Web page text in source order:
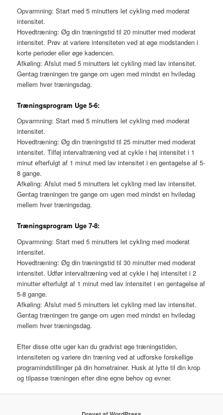
Opvarmning: Start med 5 minutters let cykling med moderat
intensitet.
Hovedtræning: Øg din træningstid til 20 minutter med moderat
intensitet. Prøv at variere intensiteten ved at øge modstanden i
korte perioder eller øge kadencen.
Afkøling: Afslut med 5 minutters let cykling med lav intensitet.
Gentag træningen tre gange om ugen med mindst en hviledag
mellem hver træningsdag.
Træningsprogram Uge 5-6:
Opvarmning: Start med 5 minutters let cykling med moderat
intensitet.
Hovedtræning: Øg din træningstid til 25 minutter med moderat
intensitet. Tilføj intervaltræning ved at cykle i høj intensitet i 1
minut efterfulgt af 1 minut med lav intensitet i en gentagelse af 5-
8 gange.
Afkøling: Afslut med 5 minutters let cykling med lav intensitet.
Gentag træningen tre gange om ugen med mindst en hviledag
mellem hver træningsdag.
Træningsprogram Uge 7-8:
Opvarmning: Start med 5 minutters let cykling med moderat
intensitet.
Hovedtræning: Øg din træningstid til 30 minutter med moderat
intensitet. Udfør intervaltræning ved at cykle i høj intensitet i 2
minutter efterfulgt af 1 minut med lav intensitet i en gentagelse af
5-8 gange.
Afkøling: Afslut med 5 minutters let cykling med lav intensitet.
Gentag træningen tre gange om ugen med mindst en hviledag
mellem hver træningsdag.
Efter disse otte uger kan du gradvist øge træningstiden,
intensiteten og variere din træning ved at udforske forskellige
programindstillinger på din hometrainer. Husk at lytte til din krop
og tilpasse træningen efter dine egne behov og evner.